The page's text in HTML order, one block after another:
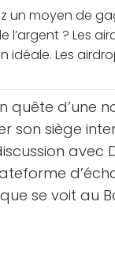
un moyen de
l’argent ? Les
idéale. Les
quête d’une
son siège
avec
se voit au